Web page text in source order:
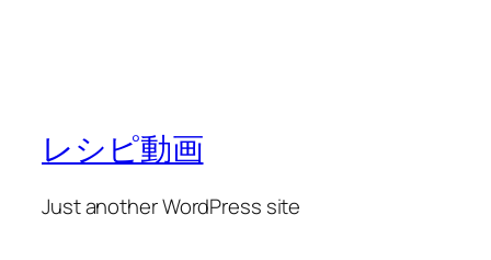
レシピ動画
Just another WordPress site